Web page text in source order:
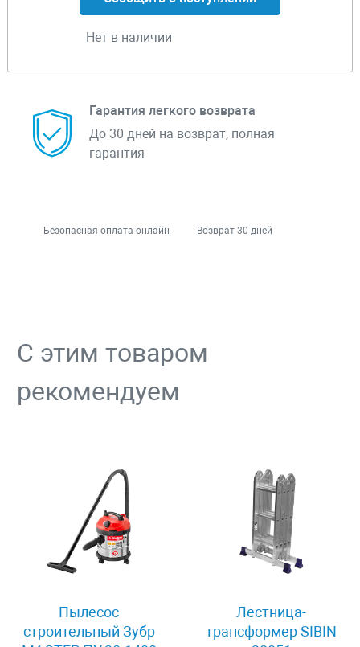
Нет в наличии
Гарантия легкого возврата
До 30 дней на возврат, полная
гарантия
Безопасная оплата онлайн Возврат 30 дней
С этим товаром
рекомендуем
Пылесос
строительный Зубр
Лестница-
трансформер SIBIN